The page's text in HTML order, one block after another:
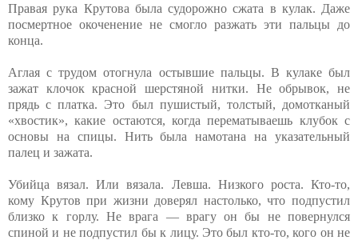
Правая рука Крутова была судорожно сжата в кулак. Даже
посмертное окоченение не смогло разжать эти пальцы до
конца.
Аглая с трудом отогнула остывшие пальцы. В кулаке был
зажат клочок красной шерстяной нитки. Не обрывок, не
прядь с платка. Это был пушистый, толстый, домотканый
«хвостик», какие остаются, когда перематываешь клубок с
основы на спицы. Нить была намотана на указательный
палец и зажата.
Убийца вязал. Или вязала. Левша. Низкого роста. Кто-то,
кому Крутов при жизни доверял настолько, что подпустил
близко к горлу. Не врага — врагу он бы не повернулся
спиной и не подпустил бы к лицу. Это был кто-то, кого он не